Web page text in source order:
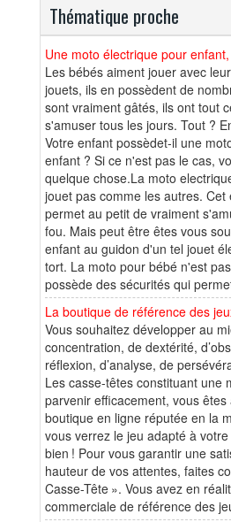
Thématique proche
Une moto électrique pour
Les bébés aiment jouer avec
jouets, ils en possèdent de
sont vraiment gâtés, ils ont tout
s'amuser tous les jours. Tout ?
Votre enfant possèdet-il une
enfant ? Si ce n'est pas le cas,
quelque chose.La moto
jouet pas comme les autres. Cet
permet au petit de vraiment
fou. Mais peut être êtes vous
enfant au guidon d'un tel jouet
tort. La moto pour bébé n'est
possède des sécurités qui
La boutique de référence des
Vous souhaitez développer au
concentration, de dextérité,
réflexion, d’analyse, de
Les casse-têtes constituant une
parvenir efficacement, vous êtes
boutique en ligne réputée en la
vous verrez le jeu adapté à
bien ! Pour vous garantir une
hauteur de vos attentes, faites
Casse-Tête ». Vous avez en
commerciale de référence des